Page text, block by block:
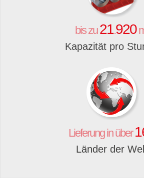
bis zu21.920
Kapazität pro
Lieferung in über
Länder der